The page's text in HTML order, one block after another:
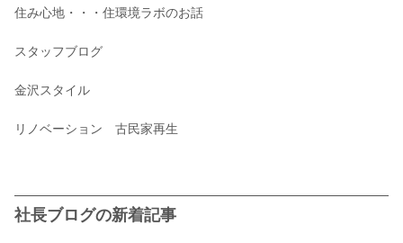
住み心地・・・住環境ラボのお話
スタッフブログ
金沢スタイル
リノベーション 古民家再生
社長ブログの新着記事